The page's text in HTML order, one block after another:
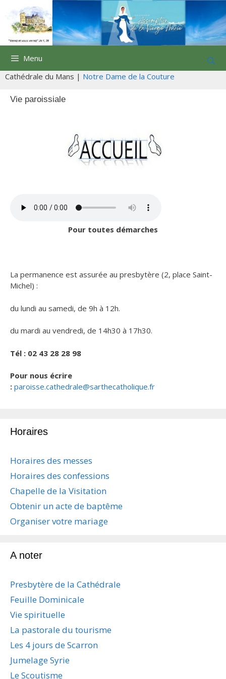
contenu
Menu
Cathédrale du Mans | Notre Dame de la Couture
Vie paroissiale
Pour toutes démarches
La permanence est assurée au presbytère (2, place Saint-
Michel) :
du lundi au samedi, de 9h à 12h.
du mardi au vendredi, de 14h30 à 17h30.
Tél : 02 43 28 28 98
Pour nous écrire
: paroisse.cathedrale@sarthecatholique.fr
Horaires
Horaires des messes
Horaires des confessions
Chapelle de la Visitation
Obtenir un acte de baptême
Organiser votre mariage
A noter
Presbytère de la Cathédrale
Feuille Dominicale
Vie spirituelle
La pastorale du tourisme
Les 4 jours de Scarron
Jumelage Syrie
Le Scoutisme